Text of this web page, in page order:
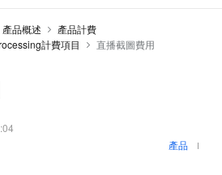
產品概述
產品計費
計費項目
直播截圖費用
產品